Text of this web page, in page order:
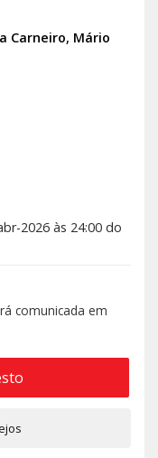
Carneiro, Mário
2026 às 24:00 do
comunicada em